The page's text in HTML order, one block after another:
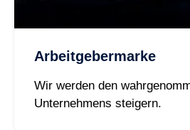
Arbeitgebermarke
Wir werden den
Unternehmens steigern.